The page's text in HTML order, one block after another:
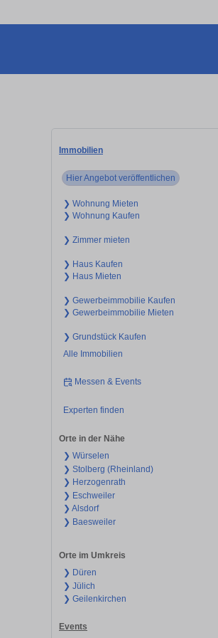
Immobilien
Hier Angebot veröffentlichen
❯ Wohnung Mieten
❯ Wohnung Kaufen
❯ Zimmer mieten
❯ Haus Kaufen
❯ Haus Mieten
❯ Gewerbeimmobilie Kaufen
❯ Gewerbeimmobilie Mieten
❯ Grundstück Kaufen
Alle Immobilien
Messen & Events
Experten finden
Orte in der Nähe
❯ Würselen
❯ Stolberg (Rheinland)
❯ Herzogenrath
❯ Eschweiler
❯ Alsdorf
❯ Baesweiler
Orte im Umkreis
❯ Düren
❯ Jülich
❯ Geilenkirchen
Events